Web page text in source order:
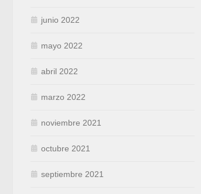
junio 2022
mayo 2022
abril 2022
marzo 2022
noviembre 2021
octubre 2021
septiembre 2021